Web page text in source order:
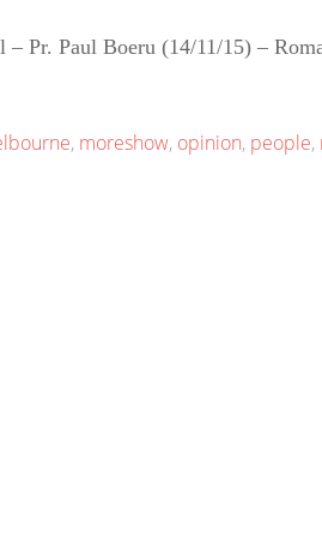
Pr. Paul Boeru (14/11/15) –
, moreshow, opinion, people,